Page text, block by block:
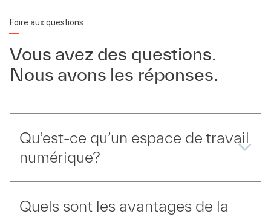
Foire aux questions
Vous avez des questions.
Nous avons les réponses.
Qu’est-ce qu’un espace de travail
numérique?
Quels sont les avantages de la